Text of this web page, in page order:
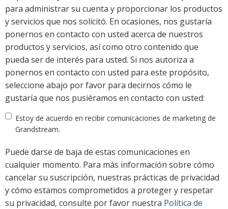
para administrar su cuenta y proporcionar los productos
y servicios que nos solicitó. En ocasiones, nos gustaría
ponernos en contacto con usted acerca de nuestros
productos y servicios, así como otro contenido que
pueda ser de interés para usted. Si nos autoriza a
ponernos en contacto con usted para este propósito,
seleccione abajo por favor para decirnos cómo le
gustaría que nos pusiéramos en contacto con usted:
Estoy de acuerdo en recibir comunicaciones de marketing de
Grandstream.
Puede darse de baja de estas comunicaciones en
cualquier momento. Para más información sobre cómo
cancelar su suscripción, nuestras prácticas de privacidad
y cómo estamos comprometidos a proteger y respetar
su privacidad, consulte por favor nuestra Política de